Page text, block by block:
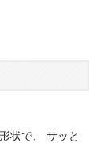
状で、 サッと